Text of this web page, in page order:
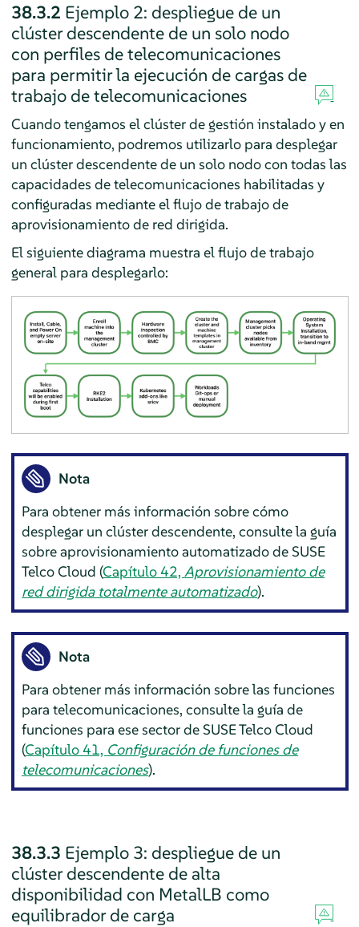
38.3.2 Ejemplo 2: despliegue de un
clúster descendente de un solo nodo
con perfiles de telecomunicaciones
para permitir la ejecución de cargas de
trabajo de telecomunicaciones
Cuando tengamos el clúster de gestión instalado y en
funcionamiento, podremos utilizarlo para desplegar
un clúster descendente de un solo nodo con todas las
capacidades de telecomunicaciones habilitadas y
configuradas mediante el flujo de trabajo de
aprovisionamiento de red dirigida.
El siguiente diagrama muestra el flujo de trabajo
general para desplegarlo:
Nota
Para obtener más información sobre cómo
desplegar un clúster descendente, consulte la guía
sobre aprovisionamiento automatizado de SUSE
Telco Cloud (Capítulo 42,Aprovisionamiento de
red dirigida totalmente automatizado).
Nota
Para obtener más información sobre las funciones
para telecomunicaciones, consulte la guía de
funciones para ese sector de SUSE Telco Cloud
(Capítulo 41, Configuración de funciones de
telecomunicaciones).
38.3.3 Ejemplo 3: despliegue de un
clúster descendente de alta
disponibilidad con MetalLB como
equilibrador de carga